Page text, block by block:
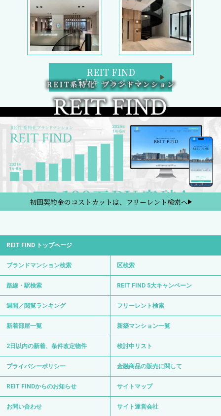
REIT FIND
5大キャンペーン
初回契約金のコストカットは、フリーレント検索へ
REIT FIND トップページ
ブランドマンション検索 区検索
路線・駅検索 REIT FIND 5大キャンペーン
週間／閲覧ランキング フリーレント検索
新着部屋一覧 新築マンション一覧
2日以内の新着、条件改定物件 検討中リスト
プライバシーポリシー 金融商品の販売に関して
REIT FINDからのお知らせ サイトマップ
お問い合わせ サイト運営会社